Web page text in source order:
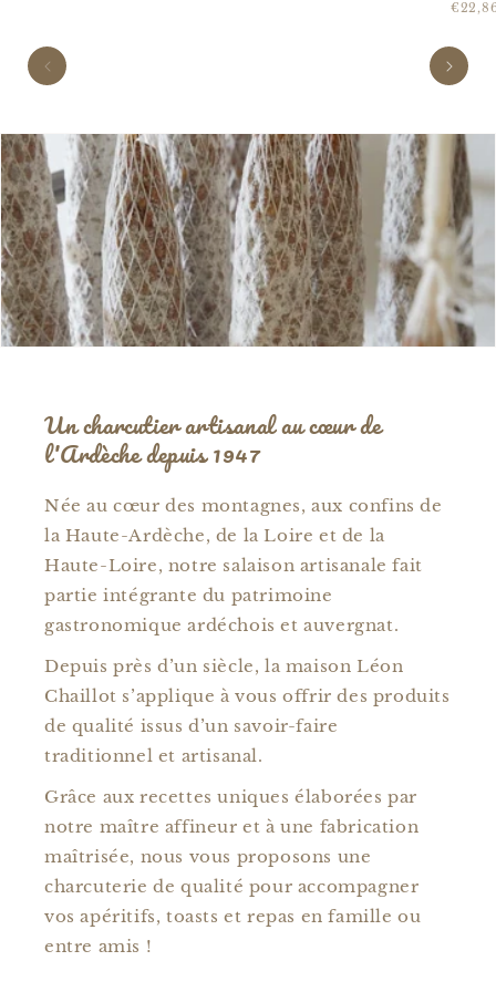
PRIX
Un charcutier artisanal au cœur de
l'Ardèche depuis 1947
Née au cœur des montagnes, aux confins de
la Haute-Ardèche, de la Loire et de la
Haute-Loire, notre salaison artisanale fait
partie intégrante du patrimoine
gastronomique ardéchois et auvergnat.
Depuis près d’un siècle, la maison Léon
Chaillot s’applique à vous offrir des produits
de qualité issus d’un savoir-faire
traditionnel et artisanal.
Grâce aux recettes uniques élaborées par
notre maître affineur et à une fabrication
maîtrisée, nous vous proposons une
charcuterie de qualité pour accompagner
vos apéritifs, toasts et repas en famille ou
entre amis !